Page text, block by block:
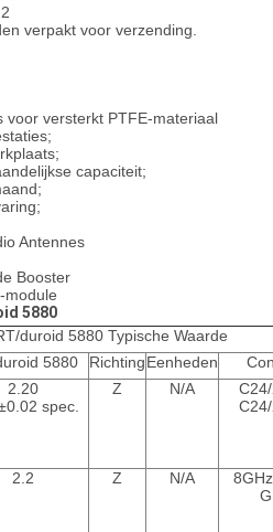
verpakt voor verzending.
voor versterkt PTFE-materiaal
capaciteit;
Antennes
Booster
module
5880
duroid 5880 Typische Waarde
5880 RichtingEenheden
2.20
spec.
Z N/A
2.2 Z N/A